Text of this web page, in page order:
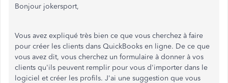
Bonjour jokersport,
Vous avez expliqué très bien ce que vous cherchez à faire
pour créer les clients dans QuickBooks en ligne. De ce que
vous avez dit, vous cherchez un formulaire à donner à vos
clients qu'ils peuvent remplir pour vous d'importer dans le
logiciel et créer les profils. J'ai une suggestion que vous